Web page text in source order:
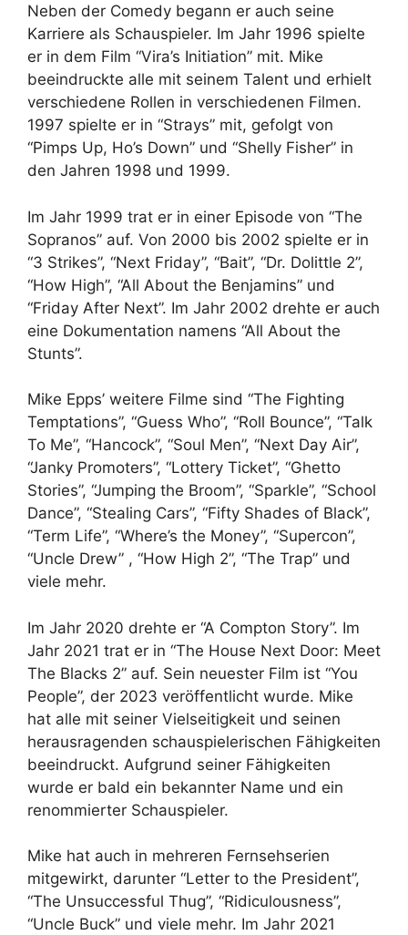
Neben der Comedy begann er auch seine
Karriere als Schauspieler. Im Jahr 1996 spielte
er in dem Film “Vira’s Initiation” mit. Mike
beeindruckte alle mit seinem Talent und erhielt
verschiedene Rollen in verschiedenen Filmen.
1997 spielte er in “Strays” mit, gefolgt von
“Pimps Up, Ho’s Down” und “Shelly Fisher” in
den Jahren 1998 und 1999.
Im Jahr 1999 trat er in einer Episode von “The
Sopranos” auf. Von 2000 bis 2002 spielte er in
“3 Strikes”, “Next Friday”, “Bait”, “Dr. Dolittle 2”,
“How High”, “All About the Benjamins” und
“Friday After Next”. Im Jahr 2002 drehte er auch
eine Dokumentation namens “All About the
Stunts”.
Mike Epps’ weitere Filme sind “The Fighting
Temptations”, “Guess Who”, “Roll Bounce”, “Talk
To Me”, “Hancock”, “Soul Men”, “Next Day Air”,
“Janky Promoters”, “Lottery Ticket”, “Ghetto
Stories”, “Jumping the Broom”, “Sparkle”, “School
Dance”, “Stealing Cars”, “Fifty Shades of Black”,
“Term Life”, “Where’s the Money”, “Supercon”,
“Uncle Drew” , “How High 2”, “The Trap” und
viele mehr.
Im Jahr 2020 drehte er “A Compton Story”. Im
Jahr 2021 trat er in “The House Next Door: Meet
The Blacks 2” auf. Sein neuester Film ist “You
People”, der 2023 veröffentlicht wurde. Mike
hat alle mit seiner Vielseitigkeit und seinen
herausragenden schauspielerischen Fähigkeiten
beeindruckt. Aufgrund seiner Fähigkeiten
wurde er bald ein bekannter Name und ein
renommierter Schauspieler.
Mike hat auch in mehreren Fernsehserien
mitgewirkt, darunter “Letter to the President”,
“The Unsuccessful Thug”, “Ridiculousness”,
“Uncle Buck” und viele mehr. Im Jahr 2021